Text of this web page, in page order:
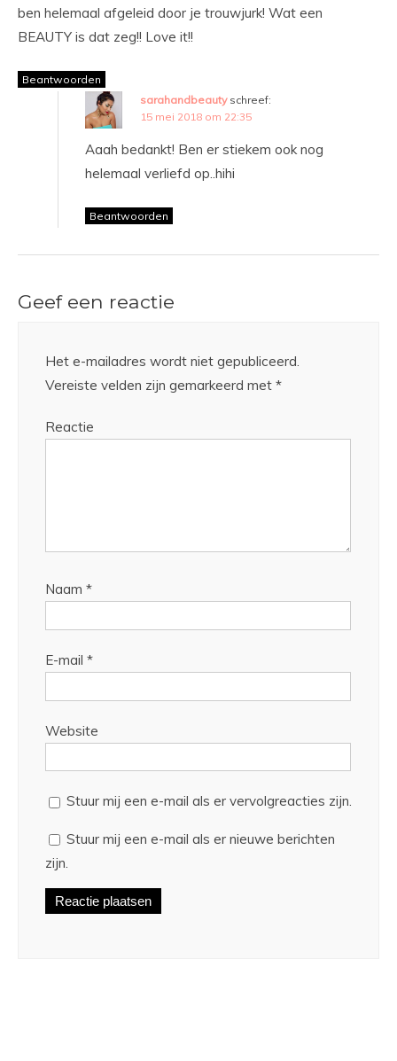
ben helemaal afgeleid door je trouwjurk! Wat een
BEAUTY is dat zeg!! Love it!!
Beantwoorden
sarahandbeauty schreef:
15 mei 2018 om 22:35
Aaah bedankt! Ben er stiekem ook nog
helemaal verliefd op..hihi
Beantwoorden
Geef een reactie
Het e-mailadres wordt niet gepubliceerd.
Vereiste velden zijn gemarkeerd met *
Reactie
Naam *
E-mail *
Website
Stuur mij een e-mail als er vervolgreacties zijn.
Stuur mij een e-mail als er nieuwe berichten
zijn.